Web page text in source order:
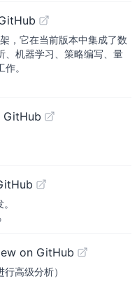
，它在当前版本中集成了数
、机器学习、策略编写、量
。
GitHub
on GitHub
高级分析）